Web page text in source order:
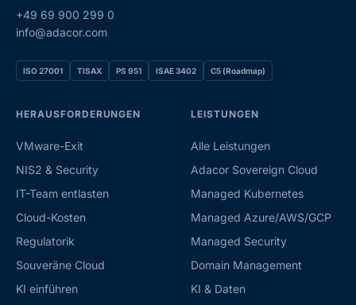
+49 69 900 299 0
info@adacor.com
ISO 27001 TISAX PS 951 ISAE 3402 C5 (Roadmap)
HERAUSFORDERUNGEN
VMware-Exit
NIS2 & Security
IT-Team entlasten
Cloud-Kosten
Regulatorik
Souveräne Cloud
KI einführen
LEISTUNGEN
Alle Leistungen
Adacor Sovereign Cloud
Managed Kubernetes
Managed Azure/AWS/GCP
Managed Security
Domain Management
KI & Daten